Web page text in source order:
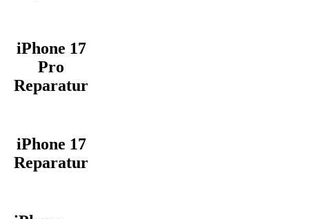
iPhone 17
Pro
Reparatur
iPhone 17
Reparatur